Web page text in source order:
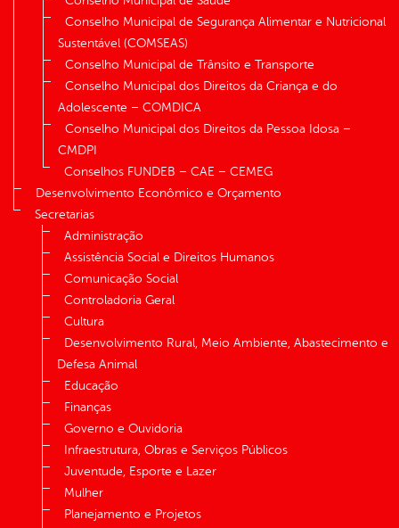
Conselho Municipal de Segurança Alimentar e Nutricional
Sustentável (COMSEAS)
Conselho Municipal de Trânsito e Transporte
Conselho Municipal dos Direitos da Criança e do
Adolescente – COMDICA
Conselho Municipal dos Direitos da Pessoa Idosa –
CMDPI
Conselhos FUNDEB – CAE – CEMEG
Desenvolvimento Econômico e Orçamento
Secretarias
Administração
Assistência Social e Direitos Humanos
Comunicação Social
Controladoria Geral
Cultura
Desenvolvimento Rural, Meio Ambiente, Abastecimento e
Defesa Animal
Educação
Finanças
Governo e Ouvidoria
Infraestrutura, Obras e Serviços Públicos
Juventude, Esporte e Lazer
Mulher
Planejamento e Projetos